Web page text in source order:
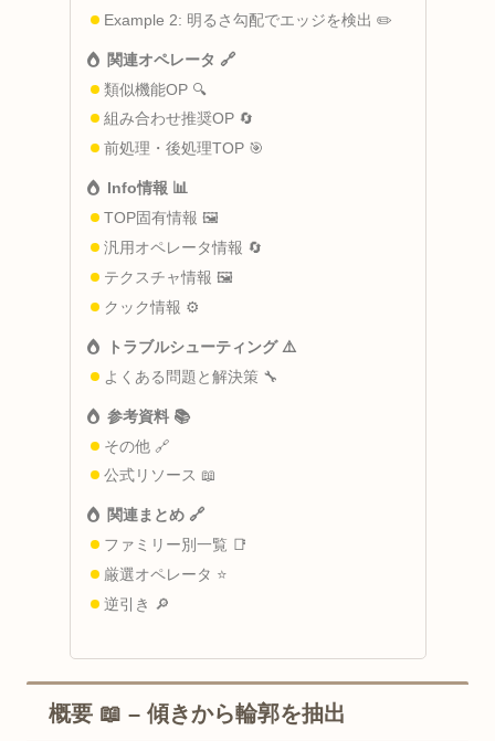
Example 2: 明るさ勾配でエッジを検出 ✏️
関連オペレータ 🔗
類似機能OP 🔍
組み合わせ推奨OP 🔄
前処理・後処理TOP 🎯
Info情報 📊
TOP固有情報 🖼️
汎用オペレータ情報 🔄
テクスチャ情報 🖼️
クック情報 ⚙️
トラブルシューティング ⚠️
よくある問題と解決策 🔧
参考資料 📚
その他 🔗
公式リソース 📖
関連まとめ 🔗
ファミリー別一覧 📑
厳選オペレータ ⭐
逆引き 🔎
概要 📖 – 傾きから輪郭を抽出